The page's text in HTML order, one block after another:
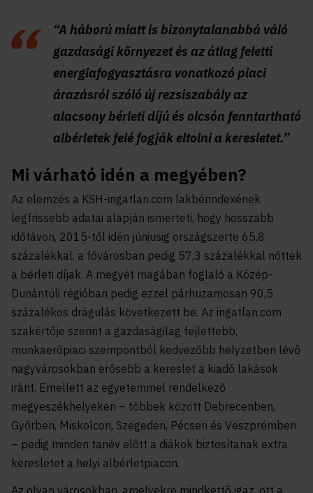
“A háború miatt is bizonytalanabbá váló
gazdasági környezet és az átlag feletti
energiafogyasztásra vonatkozó piaci
árazásról szóló új rezsiszabály az
alacsony bérleti díjú és olcsón fenntartható
albérletek felé fogják eltolni a keresletet.”
Mi várható idén a megyében?
Az elemzés a KSH-ingatlan.com lakbérindexének
legfrissebb adatai alapján ismerteti, hogy hosszabb
időtávon, 2015-től idén júniusig országszerte 65,8
százalékkal, a fővárosban pedig 57,3 százalékkal nőttek
a bérleti díjak. A megyét magában foglaló a Közép-
Dunántúli régióban pedig ezzel párhuzamosan 90,5
százalékos drágulás következett be. Az ingatlan.com
szakértője szerint a gazdaságilag fejlettebb,
munkaerőpiaci szempontból kedvezőbb helyzetben lévő
nagyvárosokban erősebb a kereslet a kiadó lakások
iránt. Emellett az egyetemmel rendelkező
megyeszékhelyeken – többek között Debrecenben,
Győrben, Miskolcon, Szegeden, Pécsen és Veszprémben
– pedig minden tanév előtt a diákok biztosítanak extra
keresletet a helyi albérletpiacon.
Az olyan városokban, amelyekre mindkettő igaz, ott a